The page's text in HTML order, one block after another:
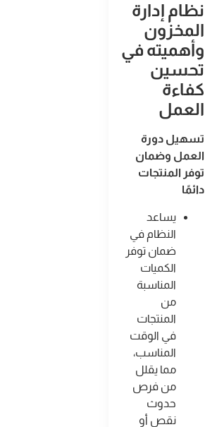
نظام إدارة
المخزون
وأهميته في
تحسين
كفاءة
العمل
تسهيل دورة
العمل وضمان
توفر المنتجات
دائمًا
يساعد
النظام في
ضمان توفر
الكميات
المناسبة
من
المنتجات
في الوقت
المناسب،
مما يقلل
من فرص
حدوث
نقص أو